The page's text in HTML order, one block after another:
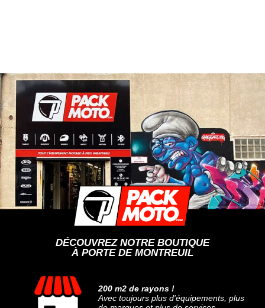
DÉCOUVREZ NOTRE BOUTIQUE
À PORTE DE MONTREUIL
200 m2 de rayons !
Avec toujours plus d'équipements, plus